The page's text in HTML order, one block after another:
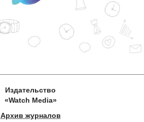
Издательство
«Watch Media»
Архив журналов